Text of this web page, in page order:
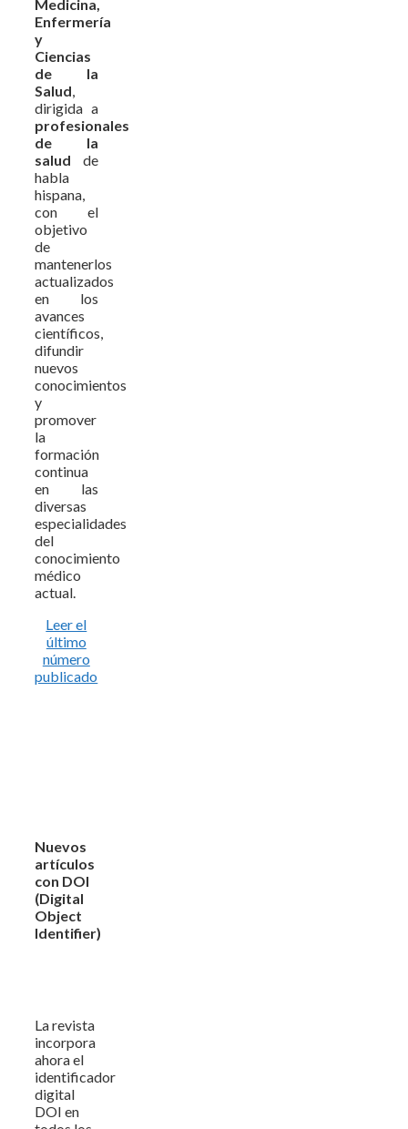
Medicina,
Enfermería
y
Ciencias
de la
Salud,
dirigida a
profesionales
de la
salud de
habla
hispana,
con el
objetivo
de
mantenerlos
actualizados
en los
avances
científicos,
difundir
nuevos
conocimientos
y
promover
la
formación
continua
en las
diversas
especialidades
del
conocimiento
médico
actual.
Leer el
último
número
publicado
Nuevos
artículos
con DOI
(Digital
Object
Identifier)
La revista
incorpora
ahora el
identificador
digital
DOI en